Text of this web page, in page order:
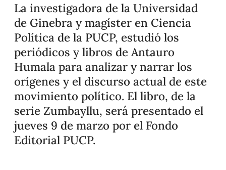
La investigadora de la Universidad
de Ginebra y magíster en Ciencia
Política de la PUCP, estudió los
periódicos y libros de Antauro
Humala para analizar y narrar los
orígenes y el discurso actual de este
movimiento político. El libro, de la
serie Zumbayllu, será presentado el
jueves 9 de marzo por el Fondo
Editorial PUCP.